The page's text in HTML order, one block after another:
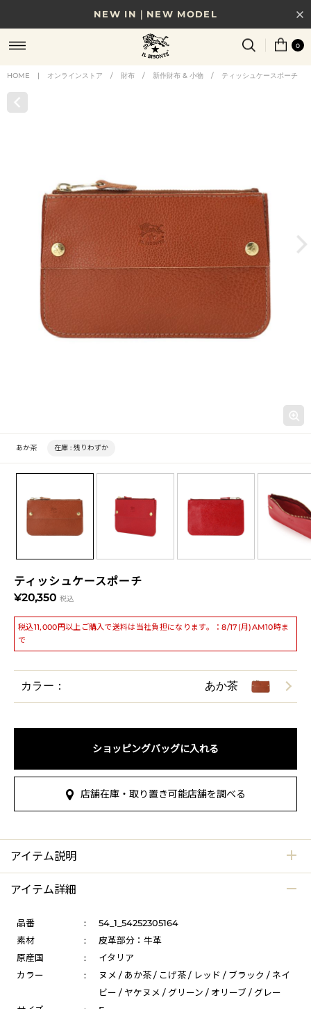
NEW IN｜NEW MODEL
8/17(月)10時まで｜税込11,000円以上で送料無料
贈る相手やシーンから選べる、新しいギフトガイド
0
HOME | オンラインストア / 財布 / 新作財布 & 小物 / ティッシュケースポーチ
ティッシュケースポーチ
¥20,350 税込
税込11,000円以上ご購入で送料は当社負担になります。：8/17(月)AM10時ま
で
あか茶 在庫 : 残りわずか
カラー： あか茶
ショッピングバッグに入れる
店舗在庫・取り置き可能店舗を調べる
アイテム説明
アイテム詳細
品番 :
54_1_54252305164
素材
:
皮革部分：牛革
原産国
:
イタリア
カラー
:
ヌメ / あか茶 / こげ茶 / レッド / ブラック / ネイ
ビー / ヤケヌメ / グリーン / オリーブ / グレー